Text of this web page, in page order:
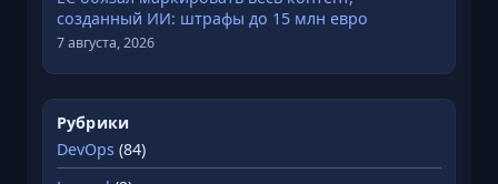
созданный ИИ: штрафы до 15 млн евро
7 августа, 2026
Рубрики
DevOps (84)